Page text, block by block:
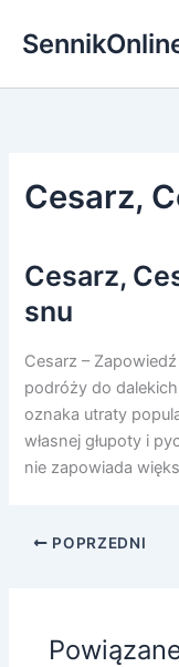
Cesarz,
Cesarz,
snu
Cesarz –
podróży do
oznaka utraty
własnej głupoty i
nie zapowiada
POPRZEDNI